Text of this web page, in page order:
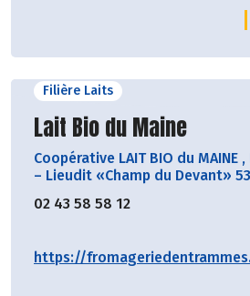
Filière Laits
Découvrir le producteur
Lait Bio du Maine
Coopérative LAIT BIO du MAINE ,
– Lieudit «Champ du Devant»
02 43 58 58 12
https://